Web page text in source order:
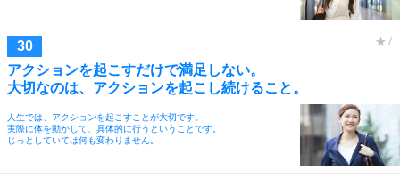
アクションを起こすだけで満足しない。
大切なのは、アクションを起こし続けること。
人生では、アクションを起こすことが大切です。
実際に体を動かして、具体的に行うということです。
じっとしていては何も変わりません。